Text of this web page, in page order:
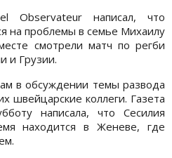
Observateur написал, что
на проблемы в семье Михаилу
смотрели матч по регби
и Грузии.
в обсуждении темы развода
швейцарские коллеги. Газета
написала, что Сесилия
находится в Женеве, где